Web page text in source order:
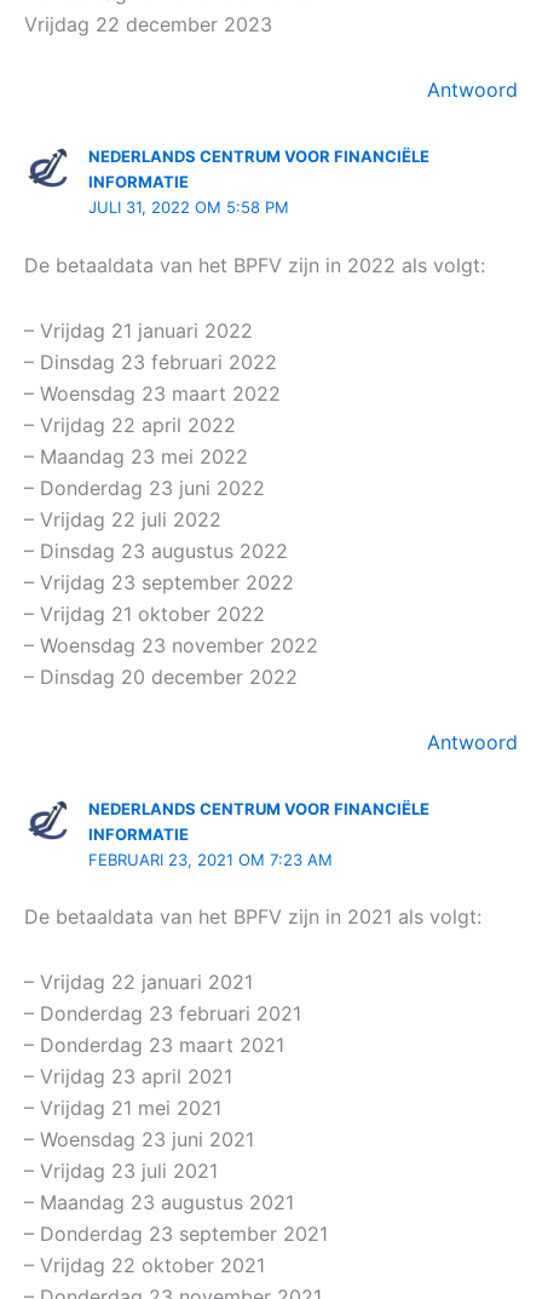
Vrijdag 22 december 2023
Antwoord
NEDERLANDS CENTRUM VOOR FINANCIËLE
INFORMATIE
JULI 31, 2022 OM 5:58 PM
De betaaldata van het BPFV zijn in 2022 als volgt:
– Vrijdag 21 januari 2022
– Dinsdag 23 februari 2022
– Woensdag 23 maart 2022
– Vrijdag 22 april 2022
– Maandag 23 mei 2022
– Donderdag 23 juni 2022
– Vrijdag 22 juli 2022
– Dinsdag 23 augustus 2022
– Vrijdag 23 september 2022
– Vrijdag 21 oktober 2022
– Woensdag 23 november 2022
– Dinsdag 20 december 2022
Antwoord
NEDERLANDS CENTRUM VOOR FINANCIËLE
INFORMATIE
FEBRUARI 23, 2021 OM 7:23 AM
De betaaldata van het BPFV zijn in 2021 als volgt:
– Vrijdag 22 januari 2021
– Donderdag 23 februari 2021
– Donderdag 23 maart 2021
– Vrijdag 23 april 2021
– Vrijdag 21 mei 2021
– Woensdag 23 juni 2021
– Vrijdag 23 juli 2021
– Maandag 23 augustus 2021
– Donderdag 23 september 2021
– Vrijdag 22 oktober 2021